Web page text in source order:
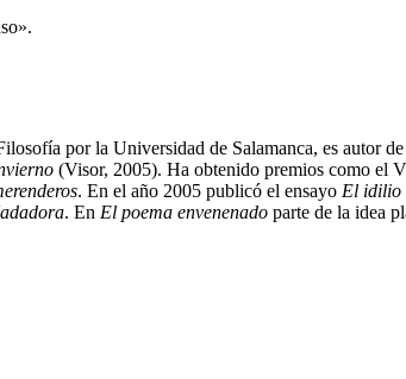
por la Universidad de Salamanca, es autor
(Visor, 2005). Ha obtenido premios como el
. En el año 2005 publicó el ensayo El idilio
. En El poema envenenado parte de la idea